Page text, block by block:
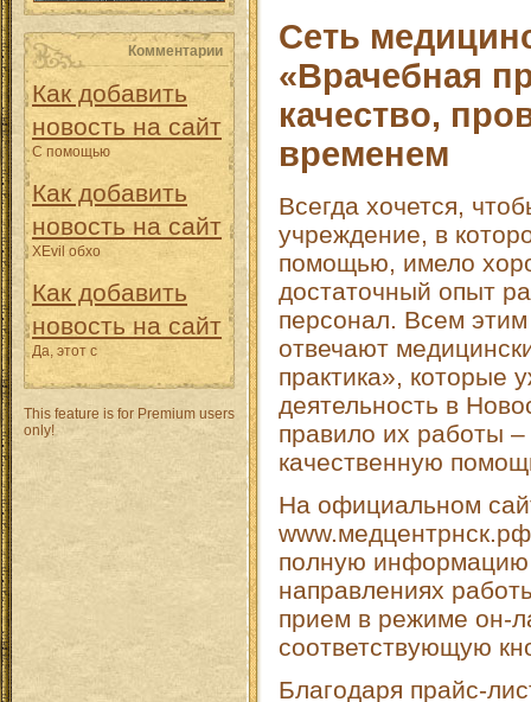
Комментарии
Как добавить
новость на сайт
С помощью
Как добавить
новость на сайт
XEvil обхо
Как добавить
новость на сайт
Да, этот с
This feature is for Premium users
only!
Сеть
«Врачебная
качество,
временем
Всегда хочется,
учреждение, в
помощью, имело
достаточный опыт
персонал. Всем
отвечают
практика», которые
деятельность в
правило их работы –
качественную
На официальном
полную информацию
направлениях
прием в режиме он-
соответствующую
Благодаря прайс-